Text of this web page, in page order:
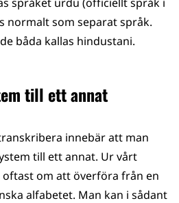
normalt som separat språk.
båda kallas hindustani.
till ett annat
innebär att man
till ett annat. Ur vårt
om att överföra från en
alfabetet. Man kan i sådant